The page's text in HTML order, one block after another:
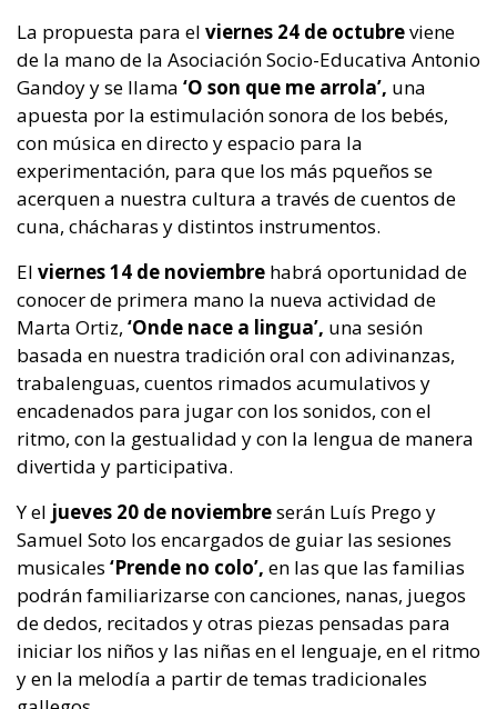
La propuesta para el viernes 24 de octubreviene
de la mano de la Asociación Socio-Educativa Antonio
Gandoy y se llama ‘O son que me arrola’, una
apuesta por la estimulación sonora de los bebés,
con música en directo y espacio para la
experimentación, para que los más pqueños se
acerquen a nuestra cultura a través de cuentos de
cuna, chácharas y distintos instrumentos.
El viernes 14 de noviembre habrá oportunidad de
conocer de primera mano la nueva actividad de
Marta Ortiz, ‘Onde nace a lingua’, una sesión
basada en nuestra tradición oral con adivinanzas,
trabalenguas, cuentos rimados acumulativos y
encadenados para jugar con los sonidos, con el
ritmo, con la gestualidad y con la lengua de manera
divertida y participativa.
Y el jueves 20 de noviembreserán Luís Prego y
Samuel Soto los encargados de guiar las sesiones
musicales ‘Prende no colo’, en las que las familias
podrán familiarizarse con canciones, nanas, juegos
de dedos, recitados y otras piezas pensadas para
iniciar los niños y las niñas en el lenguaje, en el ritmo
y en la melodía a partir de temas tradicionales